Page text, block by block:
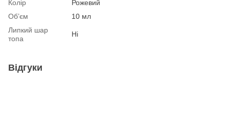
Колір
Рожевий
Об’єм
10 мл
Липкий шар
топа
Ні
Відгуки